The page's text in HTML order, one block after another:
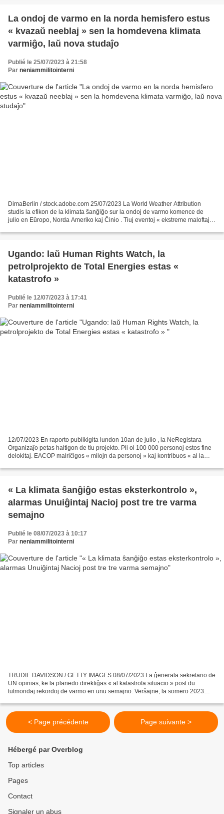
La ondoj de varmo en la norda hemisfero estus
« kvazaŭ neeblaj » sen la homdevena klimata
varmiĝo, laŭ nova studaĵo
Publié le 25/07/2023 à 21:58
Par neniammilitointerni
DimaBerlin / stock.adobe.com 25/07/2023 La World Weather Attribution
studis la efikon de la klimata ŝanĝiĝo sur la ondoj de varmo komence de
julio en Eŭropo, Norda Ameriko kaj Ĉinio . Tiuj eventoj « ekstreme maloftaj »
Ugando: laŭ Human Rights Watch, la
petrolprojekto de Total Energies estas «
katastrofo »
Publié le 12/07/2023 à 17:41
Par neniammilitointerni
12/07/2023 En raporto publikigita lundon 10an de julio , la NeRegistara
Organizaĵo petas haltigon de tiu projekto. Pli ol 100 000 personoj estos fine
delokitaj. EACOP malriĉigos « milojn da personoj » kaj kontribuos « al la
« La klimata ŝanĝiĝo estas eksterkontrolo »,
alarmas Unuiĝintaj Nacioj post tre tre varma
semajno
Publié le 08/07/2023 à 10:17
Par neniammilitointerni
TRUDIE DAVIDSON / GETTY IMAGES 08/07/2023 La ĝenerala sekretario de
UN opinias, ke la planedo direktiĝas « al katastrofa situacio » post du
tutmondaj rekordoj de varmo en unu semajno. Verŝajne, la somero 2023
< Page précédente Page suivante >
Hébergé par Overblog
Top articles
Pages
Contact
Signaler un abus